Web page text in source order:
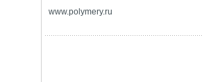
www.polymery.ru